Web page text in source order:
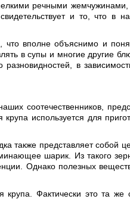
речными
и то, что в
что вполне объяснимо и
в супы и многие другие
в
соотечественников,
используется для
также представляет собой
шарик. Из такого
Однако полезных
Фактически это та же